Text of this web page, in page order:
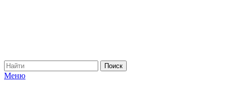
Меню